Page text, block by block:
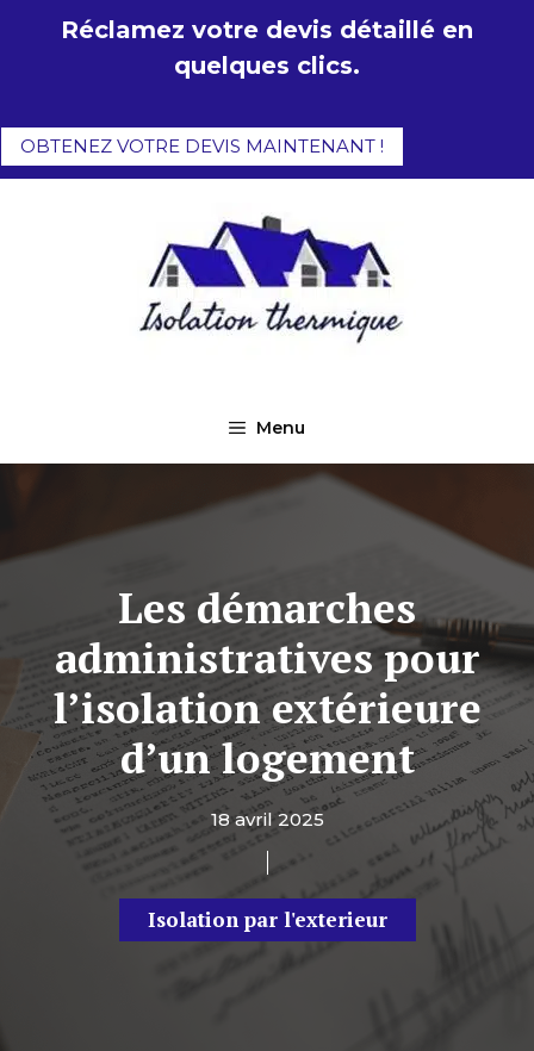
Réclamez votre devis détaillé en
quelques clics.
OBTENEZ VOTRE DEVIS MAINTENANT !
Menu
Les démarches
administratives pour
l’isolation extérieure
d’un logement
18 avril 2025
Isolation par l'exterieur